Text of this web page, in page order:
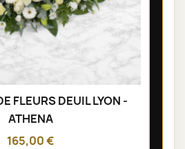
FLEURS DEUIL LYON -
ATHENA
165,00 €